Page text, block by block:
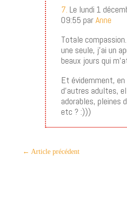
7. Le lundi 1
09:55 parAnne
Totale
une seule, j’ai un
beaux jours qui
Et évidemment, en
d’autres adultes,
adorables, pleines
etc ? :)))
← Article précédent